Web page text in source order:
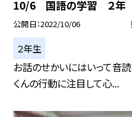
10/6 国語の学習 ２年
公開日 2022/10/06
２年生
お話のせかいにはいって音読
くんの行動に注目して心...